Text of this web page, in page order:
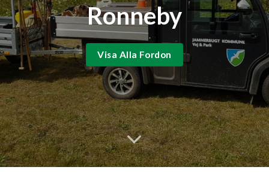
Ronneby
Visa Alla Fordon